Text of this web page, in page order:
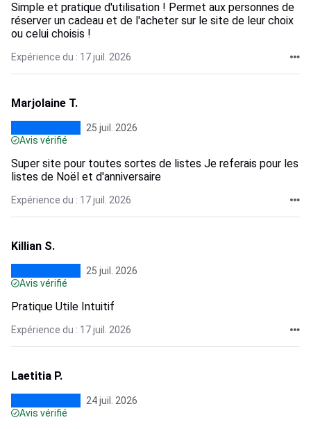
Simple et pratique d'utilisation ! Permet aux personnes de
réserver un cadeau et de l'acheter sur le site de leur choix
ou celui choisis !
Expérience du : 17 juil. 2026
Marjolaine T.
25 juil. 2026
Avis vérifié
Super site pour toutes sortes de listes Je referais pour les
listes de Noël et d'anniversaire
Expérience du : 17 juil. 2026
Killian S.
25 juil. 2026
Avis vérifié
Pratique Utile Intuitif
Expérience du : 17 juil. 2026
Laetitia P.
24 juil. 2026
Avis vérifié